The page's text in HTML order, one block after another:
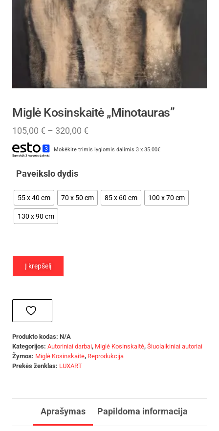
Miglė Kosinskaitė „Minotauras”
105,00 € – 320,00 €
Mokėkite trimis lygiomis dalimis 3 x 35.00€
Paveikslo dydis
55 x 40 cm 70 x 50 cm 85 x 60 cm 100 x 70 cm
130 x 90 cm
Į krepšelį
Produkto kodas: N/A
Kategorijos: Autoriniai darbai, Miglė Kosinskaitė, Šiuolaikiniai autoriai
Žymos: Miglė Kosinskaitė, Reprodukcija
Prekės ženklas: LUXART
Aprašymas Papildoma informacija